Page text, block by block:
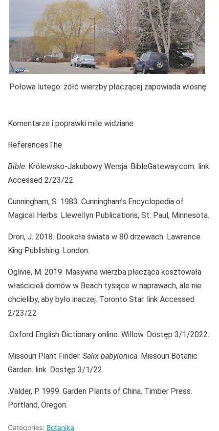
Połowa lutego: żółć wierzby płaczącej zapowiada wiosnę.
Komentarze i poprawki mile widziane.
ReferencesThe
Bible. Królewsko-Jakubowy Wersja. BibleGateway.com. link
Accessed 2/23/22.
Cunningham, S. 1983. Cunningham’s Encyclopedia of
Magical Herbs. Llewellyn Publications, St. Paul, Minnesota.
Drori, J. 2018. Dookoła świata w 80 drzewach. Lawrence
King Publishing. London.
Oglivie, M. 2019. Masywna wierzba płacząca kosztowała
właścicieli domów w Beach tysiące w naprawach, ale nie
chcieliby, aby było inaczej. Toronto Star. link Accessed
2/23/22
.Oxford English Dictionary online. Willow. Dostęp 3/1/2022.
Missouri Plant Finder. Salix babylonica. Missouri Botanic
Garden. link. Dostęp 3/1/22
.Valder, P. 1999. Garden Plants of China. Timber Press.
Portland, Oregon.
Categories: Botanika